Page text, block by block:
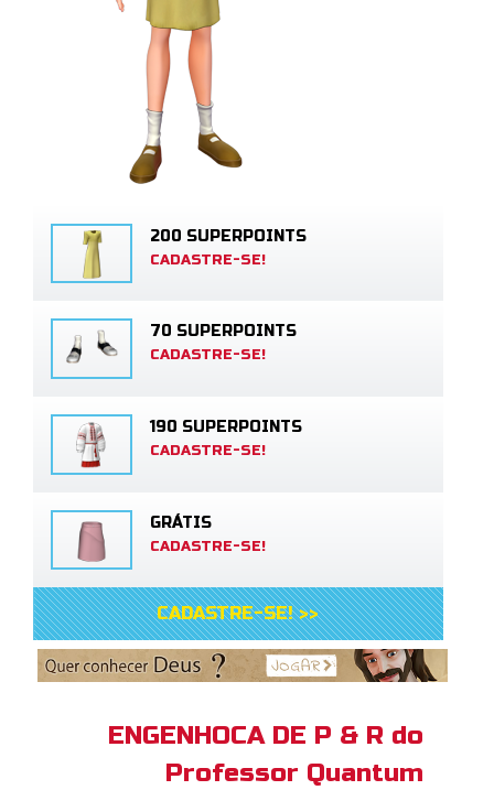
200 SUPERPOINTS
CADASTRE-SE!
70 SUPERPOINTS
CADASTRE-SE!
190 SUPERPOINTS
CADASTRE-SE!
GRÁTIS
CADASTRE-SE!
CADASTRE-SE! >>
ENGENHOCA DE P & R do
Professor Quantum